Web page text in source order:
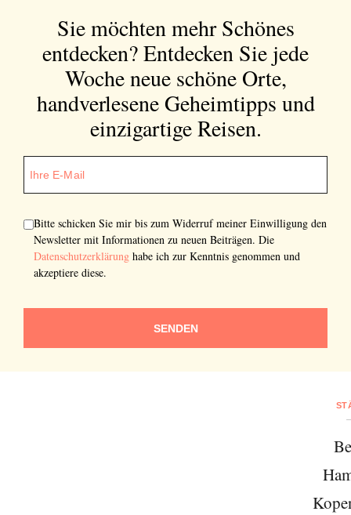
Sie möchten mehr Schönes
entdecken?Entdecken Sie jede
Woche neue schöne Orte,
handverlesene Geheimtipps und
einzigartige Reisen.
Bitte schicken Sie mir bis zum Widerruf meiner Einwilligung den
Newsletter mit Informationen zu neuen Beiträgen. Die
Datenschutzerklärung habe ich zur Kenntnis genommen und
akzeptiere diese.
SENDEN